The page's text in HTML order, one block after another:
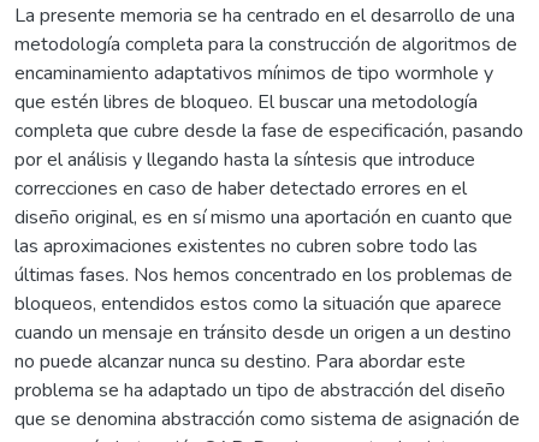
La presente memoria se ha centrado en el desarrollo de una
metodología completa para la construcción de algoritmos de
encaminamiento adaptativos mínimos de tipo wormhole y
que estén libres de bloqueo. El buscar una metodología
completa que cubre desde la fase de especificación, pasando
por el análisis y llegando hasta la síntesis que introduce
correcciones en caso de haber detectado errores en el
diseño original, es en sí mismo una aportación en cuanto que
las aproximaciones existentes no cubren sobre todo las
últimas fases. Nos hemos concentrado en los problemas de
bloqueos, entendidos estos como la situación que aparece
cuando un mensaje en tránsito desde un origen a un destino
no puede alcanzar nunca su destino. Para abordar este
problema se ha adaptado un tipo de abstracción del diseño
que se denomina abstracción como sistema de asignación de